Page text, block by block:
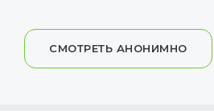
СМОТРЕТЬ АНОНИМНО